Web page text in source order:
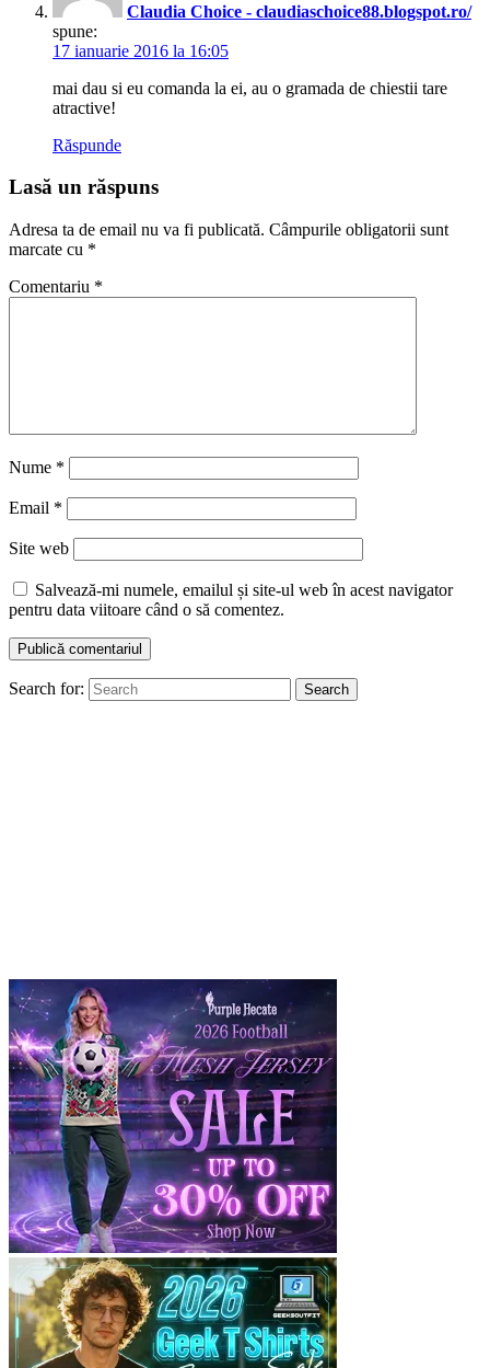
Claudia Choice - claudiaschoice88.blogspot.ro/
spune:
17 ianuarie 2016 la 16:05
mai dau si eu comanda la ei, au o gramada de chiestii tare
atractive!
Răspunde
Lasă un răspuns
Adresa ta de email nu va fi publicată. Câmpurile obligatorii sunt
marcate cu *
Comentariu *
Nume *
Email *
Site web
Salvează-mi numele, emailul și site-ul web în acest navigator
pentru data viitoare când o să comentez.
Search for: Search